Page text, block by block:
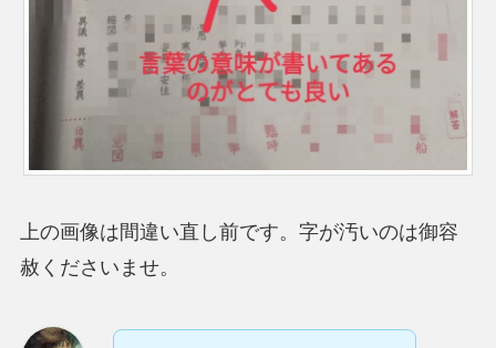
上の画像は間違い直し前です。字が汚いのは御容
赦くださいませ。